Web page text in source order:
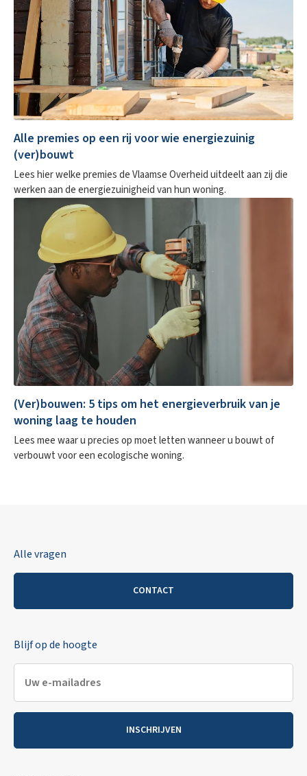
Alle premies op een rij voor wie energiezuinig
(ver)bouwt
Lees hier welke premies de Vlaamse Overheid uitdeelt aan zij die
werken aan de energiezuinigheid van hun woning.
(Ver)bouwen: 5 tips om het energieverbruik van je
woning laag te houden
Lees mee waar u precies op moet letten wanneer u bouwt of
verbouwt voor een ecologische woning.
Alle vragen
CONTACT
Blijf op de hoogte
INSCHRIJVEN